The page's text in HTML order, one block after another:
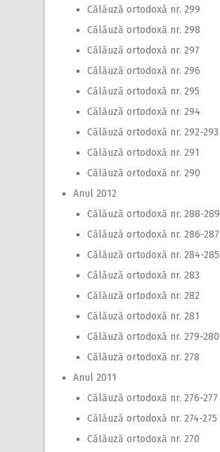
Călăuză ortodoxă nr. 299
Călăuză ortodoxă nr. 298
Călăuză ortodoxă nr. 297
Călăuză ortodoxă nr. 296
Călăuză ortodoxă nr. 295
Călăuză ortodoxă nr. 294
Călăuză ortodoxă nr. 292-293
Călăuză ortodoxă nr. 291
Călăuză ortodoxă nr. 290
Anul 2012
Călăuză ortodoxă nr. 288-289
Călăuză ortodoxă nr. 286-287
Călăuză ortodoxă nr. 284-285
Călăuză ortodoxă nr. 283
Călăuză ortodoxă nr. 282
Călăuză ortodoxă nr. 281
Călăuză ortodoxă nr. 279-280
Călăuză ortodoxă nr. 278
Anul 2011
Călăuză ortodoxă nr. 276-277
Călăuză ortodoxă nr. 274-275
Călăuză ortodoxă nr. 270